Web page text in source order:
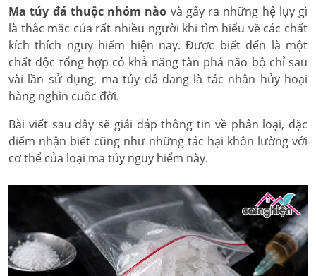
Ma túy đá thuộc nhóm nào và gây ra những hệ lụy gì
là thắc mắc của rất nhiều người khi tìm hiểu về các chất
kích thích nguy hiểm hiện nay. Được biết đến là một
chất độc tổng hợp có khả năng tàn phá não bộ chỉ sau
vài lần sử dụng, ma túy đá đang là tác nhân hủy hoại
hàng nghìn cuộc đời.
Bài viết sau đây sẽ giải đáp thông tin về phân loại, đặc
điểm nhận biết cũng như những tác hại khôn lường với
cơ thể của loại ma túy nguy hiểm này.